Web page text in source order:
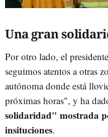
Una gran
Por otro lado, el
seguimos atentos a otras
autónoma donde está
próximas horas", y ha
solidaridad" mostrada
insituciones.